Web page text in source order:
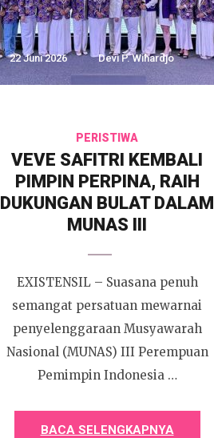
22 Juni 2026 Devi P. Wihardjo
PERISTIWA
VEVE SAFITRI KEMBALI
PIMPIN PERPINA, RAIH
DUKUNGAN BULAT DALAM
MUNAS III
EXISTENSIL – Suasana penuh
semangat persatuan mewarnai
penyelenggaraan Musyawarah
Nasional (MUNAS) III Perempuan
Pemimpin Indonesia …
BACA SELENGKAPNYA